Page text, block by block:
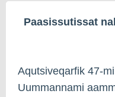
Paasissutissat
Aqutsiveqarfik 47-
Uummannami